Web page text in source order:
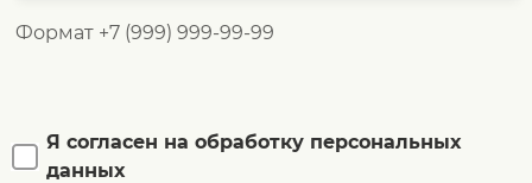
Формат +7 (999) 999-99-99
Я согласен на обработку персональных
данных